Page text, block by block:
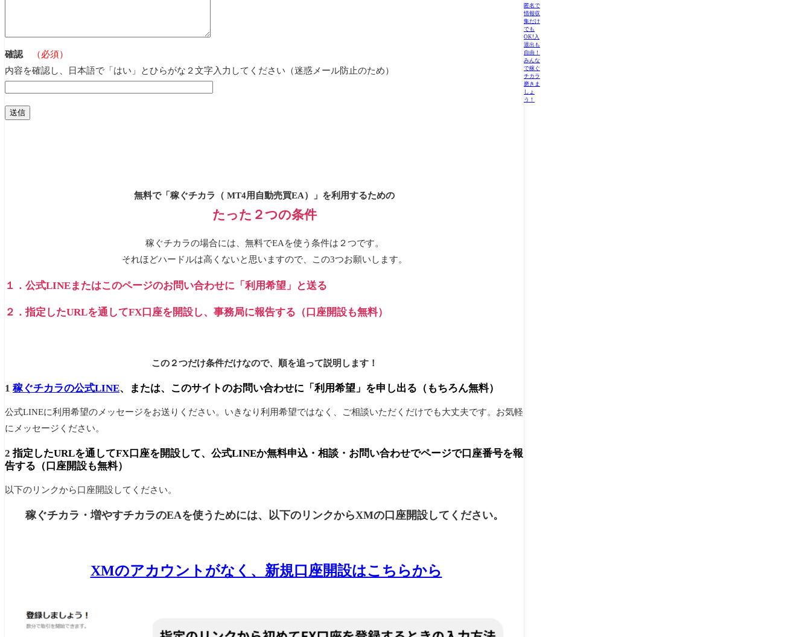
確認
（必須）
内容を確認し、日本語で「はい」とひらがな２文字入力してください（迷惑メール防止のため）
無料で「稼ぐチカラ（ MT4用自動売買EA）」を利用するための
たった２つの条件
稼ぐチカラの場合には、無料でEAを使う条件は２つです。
それほどハードルは高くないと思いますので、この3つお願いします。
１．公式LINEまたはこのページのお問い合わせに「利用希望」と送る
２．指定したURLを通してFX口座を開設し、事務局に報告する（口座開設も無料）
この２つだけ条件だけなので、順を追って説明します！
1 稼ぐチカラの公式LINE、または、このサイトのお問い合わせに「利用希望」を申し出る（もちろん無料）
公式LINEに利用希望のメッセージをお送りください。いきなり利用希望ではなく、ご相談いただくだけでも大丈夫です。お気軽
にメッセージください。
2 指定したURLを通してFX口座を開設して、公式LINEか無料申込・相談・お問い合わせでページで口座番号を報
告する（口座開設も無料）
以下のリンクから口座開設してください。
稼ぐチカラ・増やすチカラのEAを使うためには、以下のリンクからXMの口座開設してください。
XMのアカウントがなく、新規口座開設はこちらから
匿名で
情報収
集だけ
でも
OK!入
退出も
自由！
みんな
で稼ぐ
チカラ
磨きま
しょ
う！